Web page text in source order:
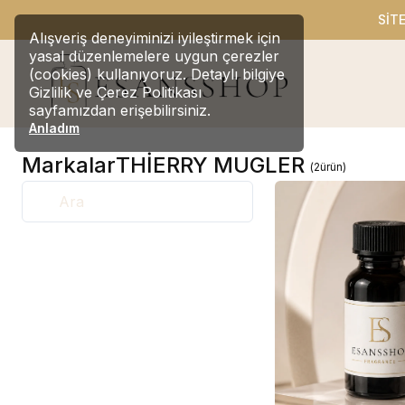
Alışveriş deneyiminizi iyileştirmek için
yasal düzenlemelere uygun çerezler
(cookies) kullanıyoruz. Detaylı bilgiye
Gizlilik ve Çerez Politikası
sayfamızdan erişebilirsiniz.
Anladım
MarkalarTHİERRY MUGLER (2ürün)
Ara